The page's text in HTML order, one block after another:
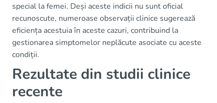
special la femei. Deși aceste indicii nu sunt oficial
recunoscute, numeroase observații clinice sugerează
eficiența acestuia în aceste cazuri, contribuind la
gestionarea simptomelor neplăcute asociate cu aceste
condiții.
Rezultate din studii clinice
recente